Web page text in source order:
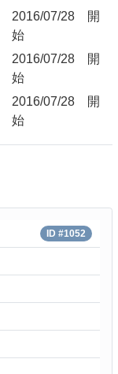
2016/07/28 開
始
2016/07/28 開
始
2016/07/28 開
始
ID #1052